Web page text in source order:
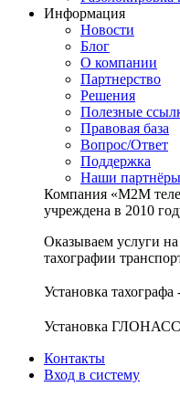
Информация
Новости
Блог
О компании
Партнерство
Решения
Полезные
Правовая база
Вопрос/Ответ
Поддержка
Наши партнёры
Компания «М2М
учреждена в 2010
Оказываем услуги
тахографии
Установка тахографа
Установка ГЛОНАСС
Контакты
Вход в систему